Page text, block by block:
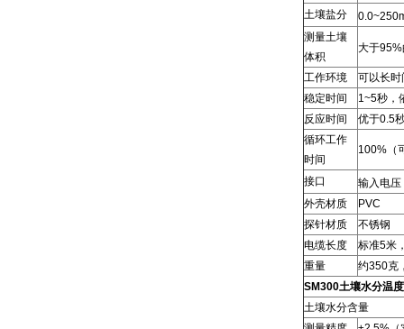
土壤盐分
测量土壤
体积
大于
工作环境
可以长
稳定时间
1~5秒，
反应时间
优于0.5
循环工作
时间
100%（
接口
输入电
外壳材质
PVC
探针材质
不锈钢
电缆长度
标准5米
重量
约350克
SM300土壤水分温
土壤水分含量